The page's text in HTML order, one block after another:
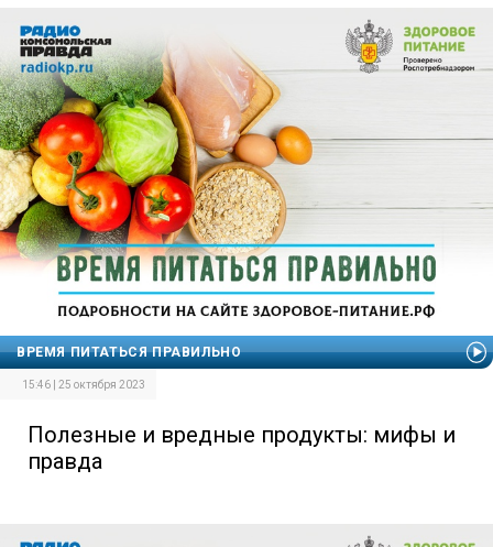
ВРЕМЯ ПИТАТЬСЯ ПРАВИЛЬНО
15:46 | 25 октября 2023
Полезные и вредные продукты: мифы и
правда